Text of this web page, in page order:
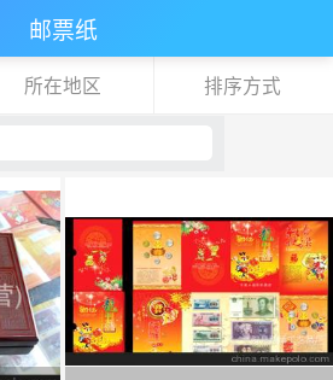
邮票纸
所在地区 排序方式
下拉刷新